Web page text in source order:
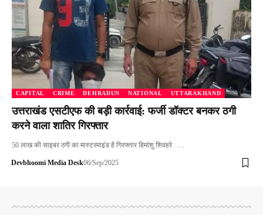
CAPITAL CRIME DEHRADUN NATIONAL UTTARAKHAND
उत्तराखंड एसटीएफ की बड़ी कार्रवाई: फर्जी डॉक्टर बनकर ठगी
करने वाला शातिर गिरफ्तार
50 लाख की साइबर ठगी का मास्टरमाइंड है गिरफ्तार हिमांशु शिवहरे …
Devbhoomi Media Desk06/Sep/2025